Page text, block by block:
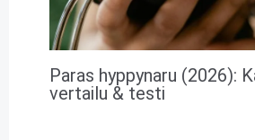
Paras hyppynaru (2026):
vertailu & testi